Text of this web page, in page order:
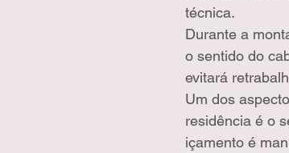
técnica.
Durante a
o sentido do
evitará
Um dos
residência é o
içamento é